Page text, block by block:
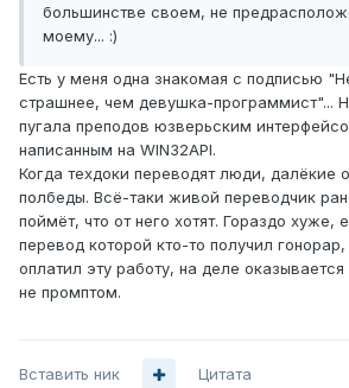
большинстве своем, не
моему... :)
Есть у меня одна знакомая с подписью
страшнее, чем девушка-программист"...
пугала преподов юзверьским
написанным на WIN32API.
Когда техдоки переводят люди, далёкие
полбеды. Всё-таки живой переводчик
поймёт, что от него хотят. Гораздо хуже,
перевод которой кто-то получил гонорар,
оплатил эту работу, на деле
не промптом.
Вставить ник Цитата